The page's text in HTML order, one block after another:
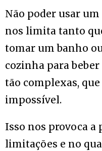
Não poder usar
nos limita tanto
tomar um banho
cozinha para
tão complexas,
impossível.
Isso nos provoca a
limitações e no